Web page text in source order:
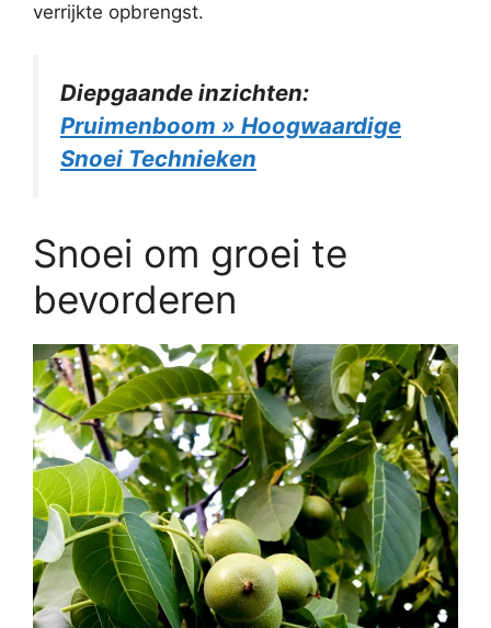
verrijkte opbrengst.
Diepgaande inzichten:
Pruimenboom » Hoogwaardige
Snoei Technieken
Snoei om groei te
bevorderen